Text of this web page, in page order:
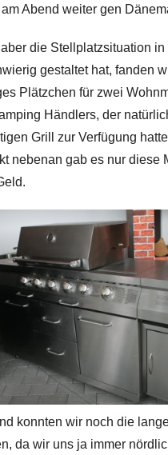
u
Abend weiter gen
die Stellplatzsituation
gestaltet hat, fanden
Plätzchen für zwei
Händlers, der
Grill zur Verfügung
nebenan gab es nur diese
konnten wir noch die
da wir uns ja immer